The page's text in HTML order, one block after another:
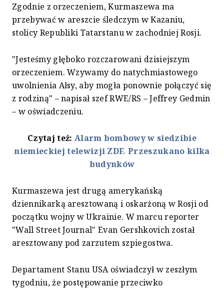
Zgodnie z orzeczeniem, Kurmaszewa ma
przebywać w areszcie śledczym w Kazaniu,
stolicy Republiki Tatarstanu w zachodniej Rosji.
"Jesteśmy głęboko rozczarowani dzisiejszym
orzeczeniem. Wzywamy do natychmiastowego
uwolnienia Ałsy, aby mogła ponownie połączyć się
z rodziną" – napisał szef RWE/RS – Jeffrey Gedmin
– w oświadczeniu.
Czytaj też: Alarm bombowy w siedzibie
niemieckiej telewizji ZDF. Przeszukano kilka
budynków
Kurmaszewa jest drugą amerykańską
dziennikarką aresztowaną i oskarżoną w Rosji od
początku wojny w Ukrainie. W marcu reporter
"Wall Street Journal" Evan Gershkovich został
aresztowany pod zarzutem szpiegostwa.
Departament Stanu USA oświadczył w zeszłym
tygodniu, że postępowanie przeciwko